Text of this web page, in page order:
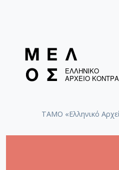
ΤΑΜΟ «Ελληνικό